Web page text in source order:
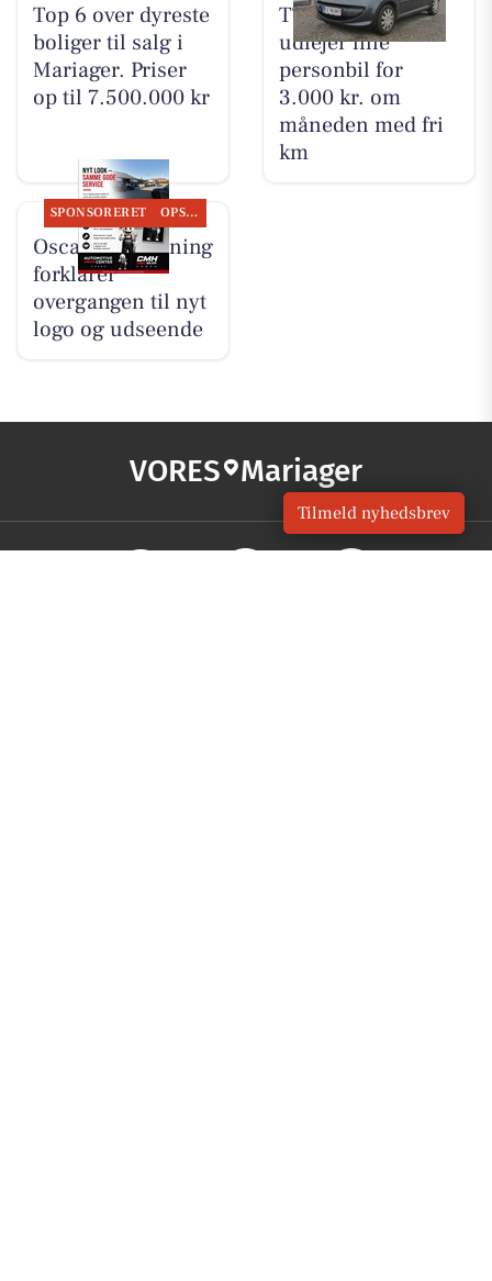
Top 6 over dyreste
boliger til salg i
Mariager. Priser
op til 7.500.000 kr
TT CARS ApS
udlejer lille
personbil for
3.000 kr. om
måneden med fri
km
SPONSORERET OPSLAGSTAVLEN
Oscar Biludlejning
forklarer
overgangen til nyt
logo og udseende
VORES Mariager
Tilmeld nyhedsbrev